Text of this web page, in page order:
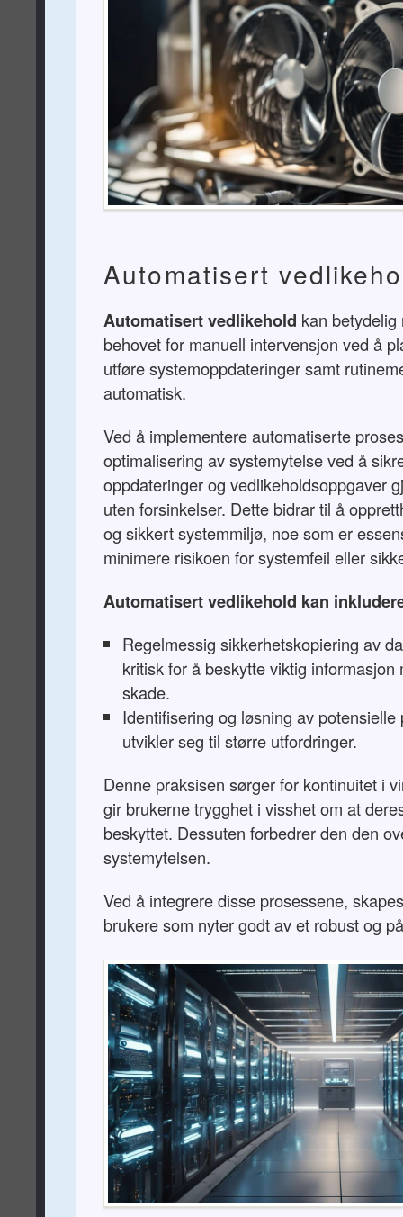
Automatisert
Automatisert vedlikehold kan betydelig
behovet for manuell intervensjon ved å
utføre systemoppdateringer samt
automatisk.
Ved å implementere automatiserte
optimalisering av systemytelse ved å
oppdateringer og vedlikeholdsoppgaver
uten forsinkelser. Dette bidrar til å
og sikkert systemmiljø, noe som er
minimere risikoen for systemfeil eller
Automatisert vedlikehold kan
Regelmessig sikkerhetskopiering av
kritisk for å beskytte viktig informasjon
skade.
Identifisering og løsning av
utvikler seg til større utfordringer.
Denne praksisen sørger for kontinuitet i
gir brukerne trygghet i visshet om at
beskyttet. Dessuten forbedrer den den
systemytelsen.
Ved å integrere disse prosessene,
brukere som nyter godt av et robust og